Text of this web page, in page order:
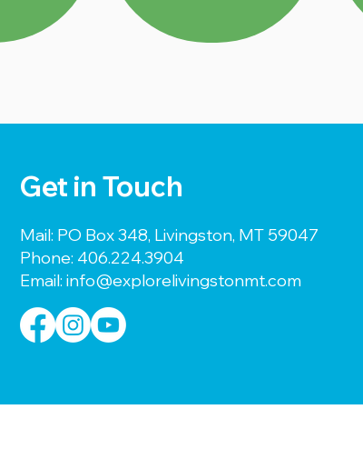
Get in Touch
Mail: PO Box 348, Livingston, MT 59047
Phone: 406.224.3904
Email: info@explorelivingstonmt.com